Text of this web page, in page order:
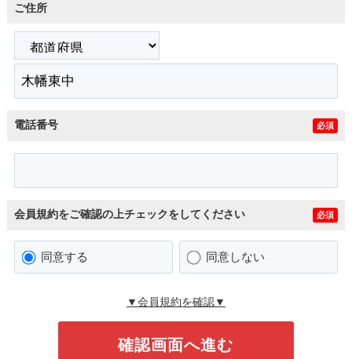
ご住所
電話番号 必須
会員規約をご確認の上チェックをしてください 必須
同意する 同意しない
▼会員規約を確認▼